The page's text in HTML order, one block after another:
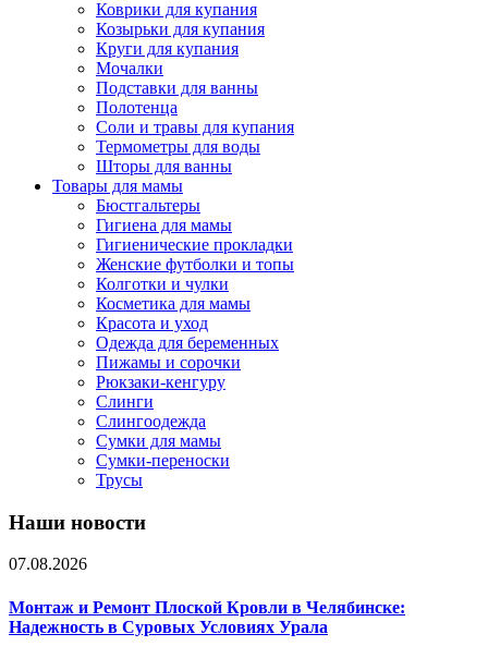
Коврики для купания
Козырьки для купания
Круги для купания
Мочалки
Подставки для ванны
Полотенца
Соли и травы для купания
Термометры для воды
Шторы для ванны
Товары для мамы
Бюстгальтеры
Гигиена для мамы
Гигиенические прокладки
Женские футболки и топы
Колготки и чулки
Косметика для мамы
Красота и уход
Одежда для беременных
Пижамы и сорочки
Рюкзаки-кенгуру
Слинги
Слингоодежда
Сумки для мамы
Сумки-переноски
Трусы
Наши новости
07.08.2026
Монтаж и Ремонт Плоской Кровли в Челябинске:
Надежность в Суровых Условиях Урала